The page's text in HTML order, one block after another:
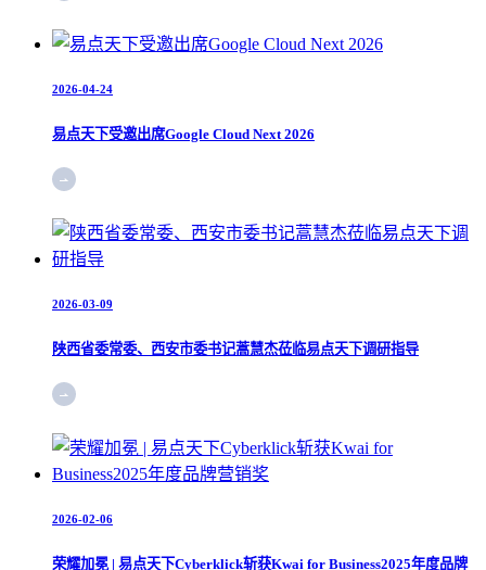
2026-04-24
易点天下受邀出席Google Cloud Next 2026
2026-03-09
陕西省委常委、西安市委书记蒿慧杰莅临易点天下调研指导
2026-02-06
荣耀加冕 | 易点天下Cyberklick斩获Kwai for Business2025年度品牌